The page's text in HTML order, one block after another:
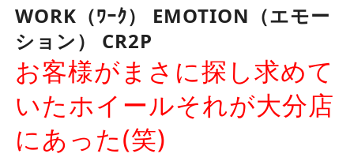
WORK（ﾜｰｸ） EMOTION（エモー
ション） CR2P
お客様がまさに探し求めて
いたホイールそれが大分店
にあった(笑)